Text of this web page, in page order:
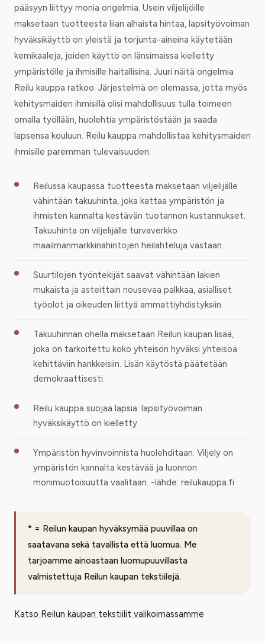
pääsyyn liittyy monia ongelmia. Usein viljelijöille
maksetaan tuotteesta liian alhaista hintaa, lapsityövoiman
hyväksikäyttö on yleistä ja torjunta-aineina käytetään
kemikaaleja, joiden käyttö on länsimaissa kielletty
ympäristölle ja ihmisille haitallisina. Juuri näitä ongelmia
Reilu kauppa ratkoo. Järjestelmä on olemassa, jotta myös
kehitysmaiden ihmisillä olisi mahdollisuus tulla toimeen
omalla työllään, huolehtia ympäristöstään ja saada
lapsensa kouluun. Reilu kauppa mahdollistaa kehitysmaiden
ihmisille paremman tulevaisuuden.
Reilussa kaupassa tuotteesta maksetaan viljelijälle
vähintään takuuhinta, joka kattaa ympäristön ja
ihmisten kannalta kestävän tuotannon kustannukset.
Takuuhinta on viljelijälle turvaverkko
maailmanmarkkinahintojen heilahteluja vastaan.
Suurtilojen työntekijät saavat vähintään lakien
mukaista ja asteittain nousevaa palkkaa, asialliset
työolot ja oikeuden liittyä ammattiyhdistyksiin.
Takuuhinnan ohella maksetaan Reilun kaupan lisää,
joka on tarkoitettu koko yhteisön hyväksi yhteisöä
kehittäviin hankkeisiin. Lisän käytöstä päätetään
demokraattisesti.
Reilu kauppa suojaa lapsia: lapsityövoiman
hyväksikäyttö on kielletty.
Ympäristön hyvinvoinnista huolehditaan. Viljely on
ympäristön kannalta kestävää ja luonnon
monimuotoisuutta vaalitaan. -lähde: reilukauppa.fi
* = Reilun kaupan hyväksymää puuvillaa on
saatavana sekä tavallista että luomua. Me
tarjoamme ainoastaan luomupuuvillasta
valmistettuja Reilun kaupan tekstiilejä.
Katso Reilun kaupan tekstiilit valikoimassamme